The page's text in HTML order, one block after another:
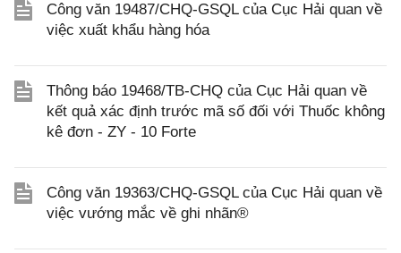
Công văn 19487/CHQ-GSQL của Cục Hải quan về
việc xuất khẩu hàng hóa
Thông báo 19468/TB-CHQ của Cục Hải quan về
kết quả xác định trước mã số đối với Thuốc không
kê đơn - ZY - 10 Forte
Công văn 19363/CHQ-GSQL của Cục Hải quan về
việc vướng mắc về ghi nhãn®